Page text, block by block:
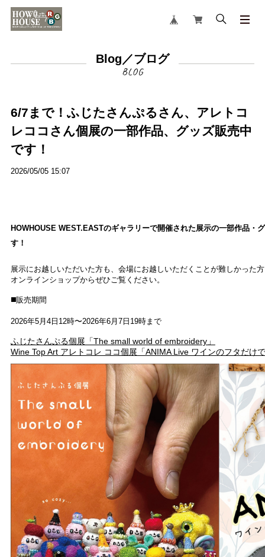
Blog／ブログ
6/7まで！ふじたさんぷるさん、アレトコ
レココさん個展の一部作品、グッズ販売中
です！
2026/05/05 15:07
HOWHOUSE WEST.EASTのギャラリーで開催された展示の一部作品・
す！
展示にお越しいただいた方も、会場にお越しいただくことが難しかった
オンラインショップからぜひご覧ください。
◼️販売期間
2026年5月4日12時〜2026年6月7日19時まで
ふじたさんぷる個展「The small world of embroidery」
Wine Top Art アレトコレ ココ個展「ANIMA Live ワインのフタだけ